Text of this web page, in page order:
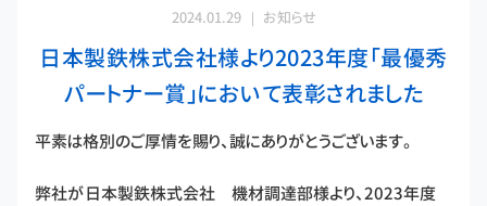
2024.01.29 お知らせ
日本製鉄株式会社様より2023年度「最優秀
パートナー賞」において表彰されました
平素は格別のご厚情を賜り、誠にありがとうございます。
弊社が日本製鉄株式会社 機材調達部様より、2023年度